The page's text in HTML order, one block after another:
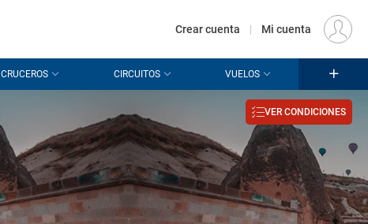
EUR
Crear cuenta | Mi cuenta
CRUCEROS CIRCUITOS VUELOS
VER CONDICIONES